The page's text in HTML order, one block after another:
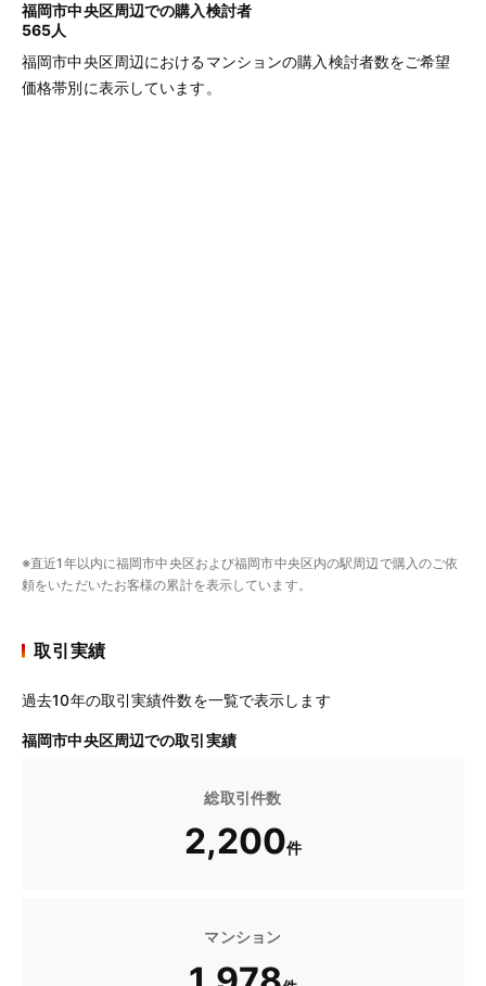
福岡市中央区周辺での購入検討者
565人
福岡市中央区周辺におけるマンションの購入検討者数をご希望
価格帯別に表示しています。
※直近1年以内に福岡市中央区および福岡市中央区内の駅周辺で購入のご依
頼をいただいたお客様の累計を表示しています。
取引実績
過去10年の取引実績件数を一覧で表示します
福岡市中央区周辺での取引実績
総取引件数
2,200件
マンション